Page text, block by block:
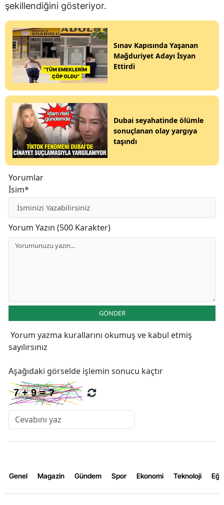
şekillendiğini gösteriyor.
Sınav Kapısında Yaşanan
Mağduriyet Adayı İsyan
Ettirdi
Dubai seyahatinde ölümle
sonuçlanan olay yargıya
taşındı
Yorumlar
İsim*
Yorum Yazın (500 Karakter)
GÖNDER
Yorum yazma kurallarını okumuş ve kabul etmiş
sayılırsınız
Aşağıdaki görselde işlemin sonucu kaçtır
Genel Magazin Gündem Spor Ekonomi Teknoloji